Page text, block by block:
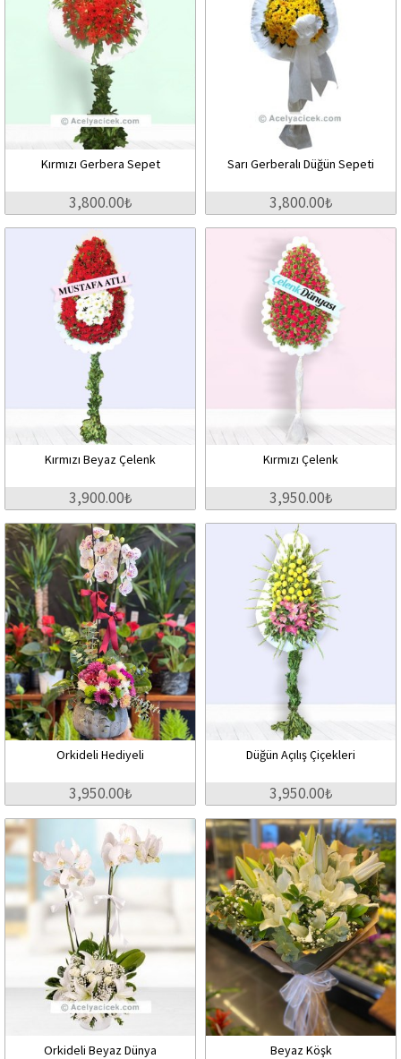
Kırmızı Gerbera Sepet
3,800.00₺
Sarı Gerberalı Düğün Sepeti
3,800.00₺
Kırmızı Beyaz Çelenk
3,900.00₺
Kırmızı Çelenk
3,950.00₺
Orkideli Hediyeli
3,950.00₺
Düğün Açılış Çiçekleri
3,950.00₺
Orkideli Beyaz Dünya Beyaz Köşk